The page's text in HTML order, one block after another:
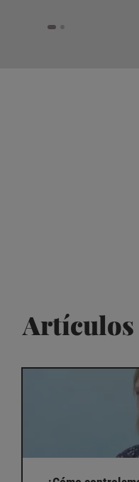
Artículos